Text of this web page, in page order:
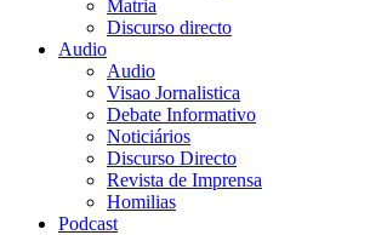
Matria
Discurso directo
Audio
Audio
Visao Jornalistica
Debate Informativo
Noticiários
Discurso Directo
Revista de Imprensa
Homilias
Podcast